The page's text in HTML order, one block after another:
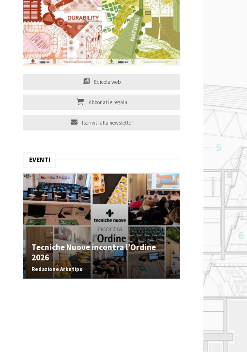
Edicola web
Abbonati e regala
Iscriviti alla newsletter
EVENTI
Tecniche Nuove incontra l’Ordine
2026
Redazione Arketipo